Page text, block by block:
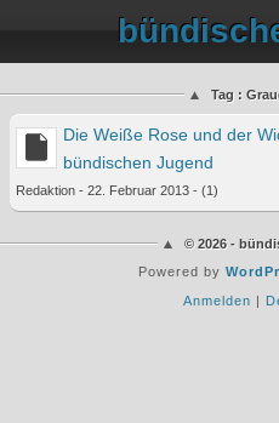
Tag :
Die Weiße Rose und der
bündischen Jugend
Redaktion - 22. Februar 2013 - (1)
© 2026 -
Powered by
Anmelden |